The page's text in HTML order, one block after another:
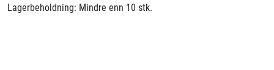
Lagerbeholdning: Mindre enn 10 stk.
Blogg